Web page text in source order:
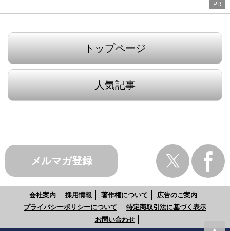
PR
トップページ
人気記事
メルマガ登録
会社案内 採用情報 著作権について
広告のご案内
プライバシーポリシーについて
特定商取引法に基づく表示
お問い合わせ